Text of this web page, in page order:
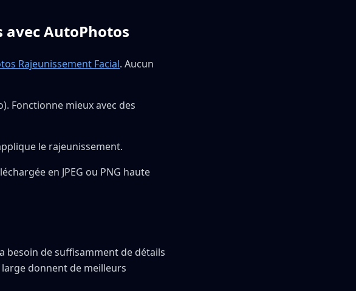
avec AutoPhotos
Rajeunissement Facial. Aucun
Fonctionne mieux avec des
le rajeunissement.
en JPEG ou PNG haute
besoin de suffisamment de détails
large donnent de meilleurs